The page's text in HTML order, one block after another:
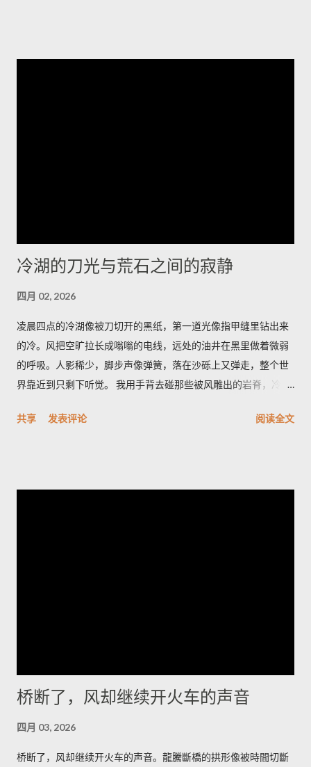
冷湖的刀光与荒石之间的寂静
四月 02, 2026
凌晨四点的冷湖像被刀切开的黑纸，第一道光像指甲缝里钻出来
的冷。风把空旷拉长成嗡嗡的电线，远处的油井在黑里做着微弱
的呼吸。人影稀少，脚步声像弹簧，落在沙砾上又弹走，整个世
界靠近到只剩下听觉。 我用手背去碰那些被风雕出的岩脊，冷得
床臭，深呼吸会觉着胸口被磨了一下。天色从墨到灰，光像一只
“小拐”的拐弯处下车，面朝东方的坡面上能看见最完整的雅丹轮
廓；午后太阳把沟壑拉长，视角变窄，不如清晨那样有戏剧性。
如果你打算在沙地上拍照，带一双防沙的靴子更能省去许多抱
怨。 在这里，食物是简短而直接的慰藉：一碗热腾腾的手抓羊肉
共享 发表评论 阅读全文
桥断了，风却继续开火车的声音
四月 03, 2026
桥断了，风却继续开火车的声音。龍騰斷橋的拱形像被時間切斷